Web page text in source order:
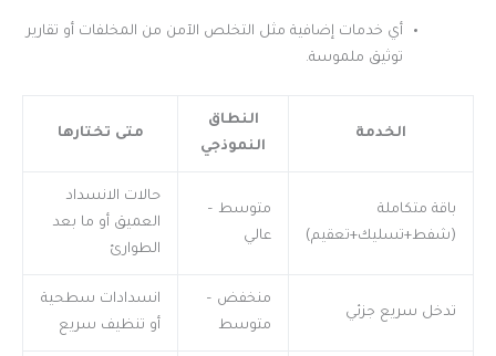
أي خدمات إضافية مثل التخلص الآمن من المخلفات أو تقارير
توثيق ملموسة.
الخدمة
النطاق
النموذجي
متى تختارها
باقة متكاملة
(شفط+تسليك+تعقيم)
متوسط –
عالي
حالات الانسداد
العميق أو ما بعد
الطوارئ
تدخل سريع جزئي
منخفض –
متوسط
انسدادات سطحية
أو تنظيف سريع